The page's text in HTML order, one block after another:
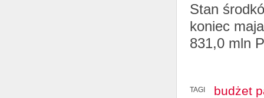
Stan
koniec
831,0 mln
TAGI budżet